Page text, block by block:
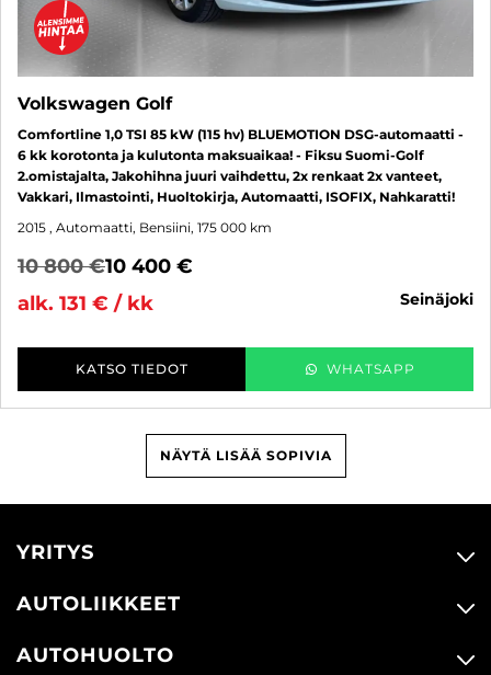
Volkswagen Golf
Comfortline 1,0 TSI 85 kW (115 hv) BLUEMOTION DSG-automaatti -
6 kk korotonta ja kulutonta maksuaikaa! - Fiksu Suomi-Golf
2.omistajalta, Jakohihna juuri vaihdettu, 2x renkaat 2x vanteet,
Vakkari, Ilmastointi, Huoltokirja, Automaatti, ISOFIX, Nahkaratti!
2015 , Automaatti, Bensiini, 175 000 km
10 800 €10 400 €
alk. 131 € / kk
seinäjoki
KATSO TIEDOT WHATSAPP
NÄYTÄ LISÄÄ SOPIVIA
YRITYS
AUTOLIIKKEET
AUTOHUOLTO